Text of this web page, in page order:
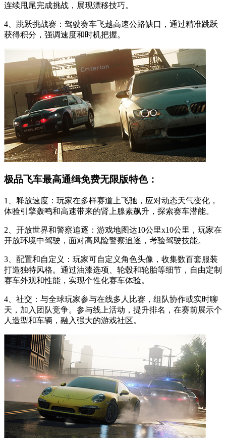
连续甩尾完成挑战，展现漂移技巧。
4、跳跃挑战赛：驾驶赛车飞越高速公路缺口，通过精准跳跃
获得积分，强调速度和时机把握。
极品飞车最高通缉免费无限版特色：
1、释放速度：玩家在多样赛道上飞驰，应对动态天气变化，
体验引擎轰鸣和高速带来的肾上腺素飙升，探索赛车潜能。
2、开放世界和警察追逐：游戏地图达10公里x10公里，玩家在
开放环境中驾驶，面对高风险警察追逐，考验驾驶技能。
3、配置和自定义：玩家可自定义角色头像，收集数百套服装
打造独特风格。通过油漆选项、轮毂和轮胎等细节，自由定制
赛车外观和性能，实现个性化赛车体验。
4、社交：与全球玩家参与在线多人比赛，组队协作或实时聊
天，加入团队竞争。参与线上活动，提升排名，在赛前展示个
人造型和车辆，融入强大的游戏社区。